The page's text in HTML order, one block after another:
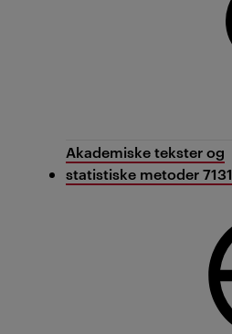
Akademiske tekster og
statistiske metoder 7131